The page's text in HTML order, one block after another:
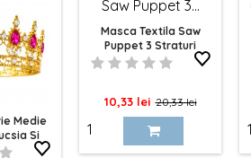
Medie
Si
Masca Textila Saw
Puppet 3 Straturi
Pret
10,33 lei Pret
de
baza
20,33 lei